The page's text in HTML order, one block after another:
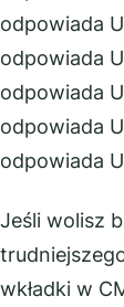
odpowiada
odpowiada
odpowiada
odpowiada
odpowiada
Jeśli wolisz
wkładki w